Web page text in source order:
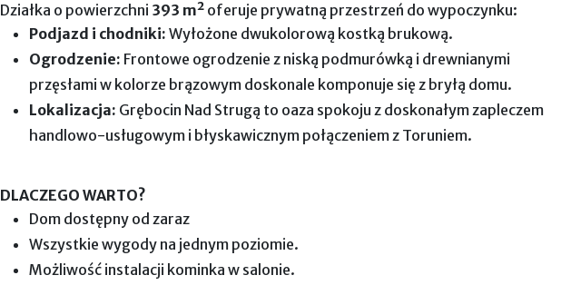
Działka o powierzchni 393 m² oferuje prywatną przestrzeń do wypoczynku:
Podjazd i chodniki: Wyłożone dwukolorową kostką brukową.
Ogrodzenie: Frontowe ogrodzenie z niską podmurówką i drewnianymi
przęsłami w kolorze brązowym doskonale komponuje się z bryłą domu.
Lokalizacja: Grębocin Nad Strugą to oaza spokoju z doskonałym zapleczem
handlowo-usługowym i błyskawicznym połączeniem z Toruniem.
DLACZEGO WARTO?
Dom dostępny od zaraz
Wszystkie wygody na jednym poziomie.
Możliwość instalacji kominka w salonie.